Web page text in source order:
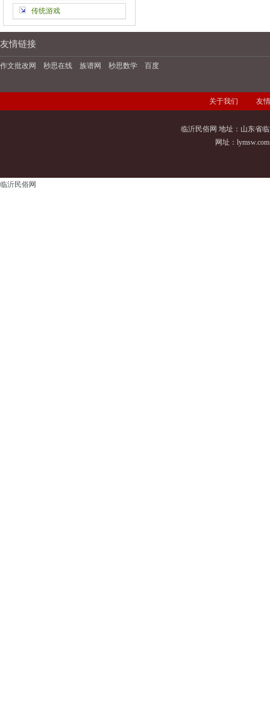
传统游戏
友情链接
作文批改网 秒思在线 族谱网 秒思数学 百度
关于我们 友
临沂民俗网 地址：山东省
网址： lymsw.com
临沂民俗网